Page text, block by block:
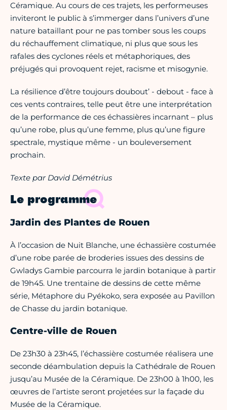
Céramique. Au cours de ces trajets, les performeuses
inviteront le public à s’immerger dans l’univers d’une
nature bataillant pour ne pas tomber sous les coups
du réchauffement climatique, ni plus que sous les
rafales des cyclones réels et métaphoriques, des
préjugés qui provoquent rejet, racisme et misogynie.
La résilience d’être toujours doubout’ - debout - face à
ces vents contraires, telle peut être une interprétation
de la performance de ces échassières incarnant – plus
qu’une robe, plus qu’une femme, plus qu’une figure
spectrale, mystique même - un bouleversement
prochain.
Texte par David Démétrius
Le programme
Jardin des Plantes de Rouen
À l’occasion de Nuit Blanche, une échassière costumée
d’une robe parée de broderies issues des dessins de
Gwladys Gambie parcourra le jardin botanique à partir
de 19h45. Une trentaine de dessins de cette même
série, Métaphore du Pyékoko, sera exposée au Pavillon
de Chasse du jardin botanique.
Centre-ville de Rouen
De 23h30 à 23h45, l’échassière costumée réalisera une
seconde déambulation depuis la Cathédrale de Rouen
jusqu’au Musée de la Céramique. De 23h00 à 1h00, les
œuvres de l’artiste seront projetées sur la façade du
Musée de la Céramique.